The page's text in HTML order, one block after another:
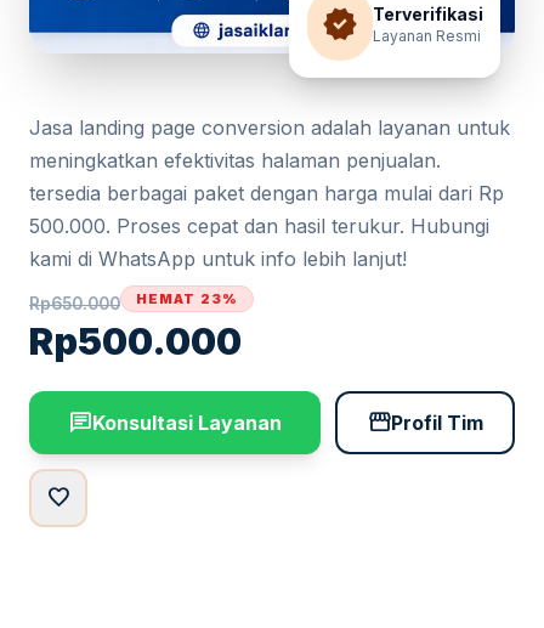
verified Terverifikasi
Layanan Resmi
Jasa landing page conversion adalah layanan untuk
meningkatkan efektivitas halaman penjualan.
tersedia berbagai paket dengan harga mulai dari Rp
500.000. Proses cepat dan hasil terukur. Hubungi
kami di WhatsApp untuk info lebih lanjut!
Rp650.000
Rp500.000
HEMAT 23%
chatKonsultasi Layanan storefrontProfil Tim
favorite